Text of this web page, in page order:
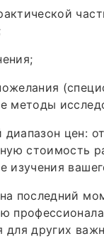
методы
цен:
стоимость
изучения
последний
для других